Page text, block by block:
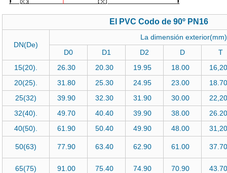
El PVC Codo de 90º PN16
DN(De)
La dimensión exterior(mm)
D0
D1 D2 D
T
15(20).
26.30 20.30 19.95 18.00
20(25).
31.80 25.30 24.95 23.00
25(32)
39.90 32.30 31.90 30.00
32(40).
49.70 40.40 39.90 38.00
40(50).
61.90 50.40 49.90 48.00
50(63) 77.90 63.40 62.90 61.00
65(75) 91.00 75.40 74.90 70.90